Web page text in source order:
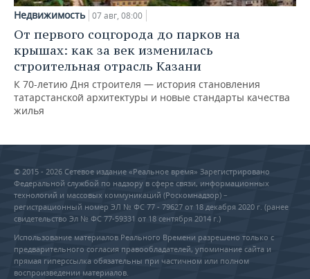
Недвижимость 07 авг, 08:00
От первого соцгорода до парков на
крышах: как за век изменилась
строительная отрасль Казани
К 70-летию Дня строителя — история становления
татарстанской архитектуры и новые стандарты качества
жилья
© 2015 - 2026 Сетевое издание «Реальное время» Зарегистрировано
Федеральной службой по надзору в сфере связи, информационных
технологий и массовых коммуникаций (Роскомнадзор) –
регистрационный номер ЭЛ № ФС 77 - 79627 от 18 декабря 2020 г. (ранее
свидетельство Эл № ФС 77-59331 от 18 сентября 2014 г.)
Использование материалов Реального Времени разрешено только с
предварительного согласия правообладателей, упоминание сайта и
прямая гиперссылка обязательны при частичном или полном
воспроизведении материалов.